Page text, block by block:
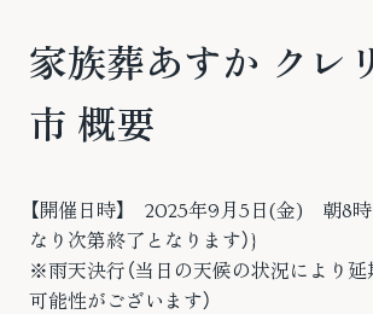
家族葬あすか ク
市 概要
【開催日時】 2025年9月5日(金) 朝8時
なり次第終了となります）}
※雨天決行（当日の天候の状況により延
可能性がございます）